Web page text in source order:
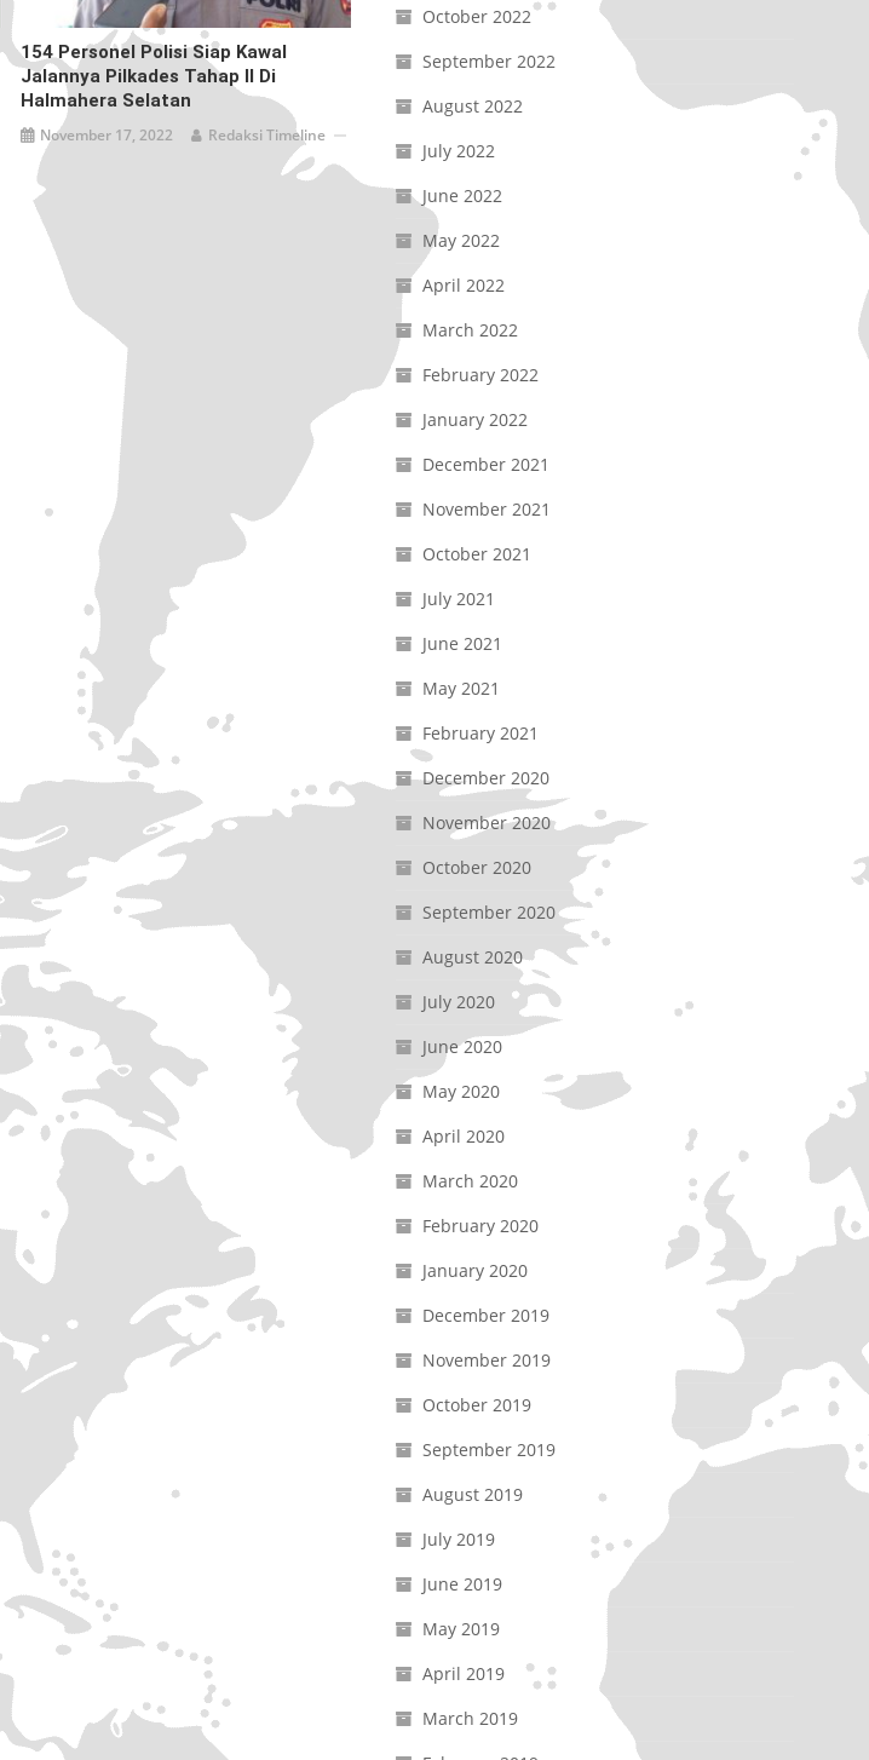
154 Personel Polisi Siap Kawal
Jalannya Pilkades Tahap II Di
Halmahera Selatan
November 17, 2022 Redaksi Timeline
October 2022
September 2022
August 2022
July 2022
June 2022
May 2022
April 2022
March 2022
February 2022
January 2022
December 2021
November 2021
October 2021
July 2021
June 2021
May 2021
February 2021
December 2020
November 2020
October 2020
September 2020
August 2020
July 2020
June 2020
May 2020
April 2020
March 2020
February 2020
January 2020
December 2019
November 2019
October 2019
September 2019
August 2019
July 2019
June 2019
May 2019
April 2019
March 2019